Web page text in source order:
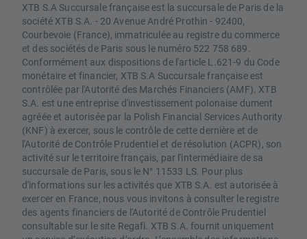
XTB S.A Succursale française est la succursale de Paris de la
société XTB S.A. - 20 Avenue André Prothin - 92400,
Courbevoie (France), immatriculée au registre du commerce
et des sociétés de Paris sous le numéro 522 758 689.
Conformément aux dispositions de l'article L.621-9 du Code
monétaire et financier, XTB S.A Succursale française est
contrôlée par l'Autorité des Marchés Financiers (AMF). XTB
S.A. est une entreprise d'investissement polonaise dument
agréée et autorisée par la Polish Financial Services Authority
(KNF) à exercer, sous le contrôle de cette dernière et de
l'Autorité de Contrôle Prudentiel et de résolution (ACPR), son
activité sur le territoire français, par l'intermédiaire de sa
succursale de Paris, sous le N° 11533 LS. Pour plus
d'informations sur les activités que XTB S.A. est autorisée à
exercer en France, nous vous invitons à consulter le registre
des agents financiers de l'Autorité de Contrôle Prudentiel
consultable sur le site Regafi. XTB S.A. fournit uniquement